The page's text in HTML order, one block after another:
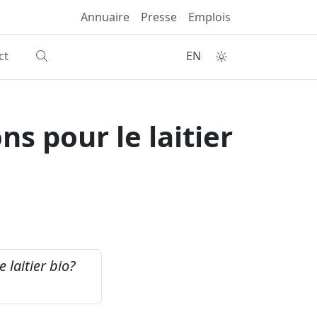
Annuaire Presse Emplois
EN
pour le laitier
laitier bio?